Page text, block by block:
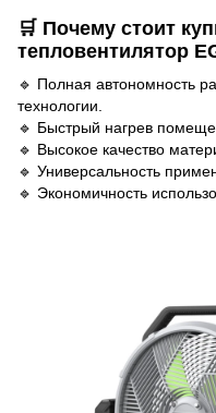
🛒 Почему стоит
тепловентилятор
🔹 Полная автономность
технологии.
🔹 Быстрый нагрев
🔹 Высокое качество
🔹 Универсальность
🔹 Экономичность